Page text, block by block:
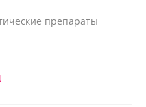
препараты